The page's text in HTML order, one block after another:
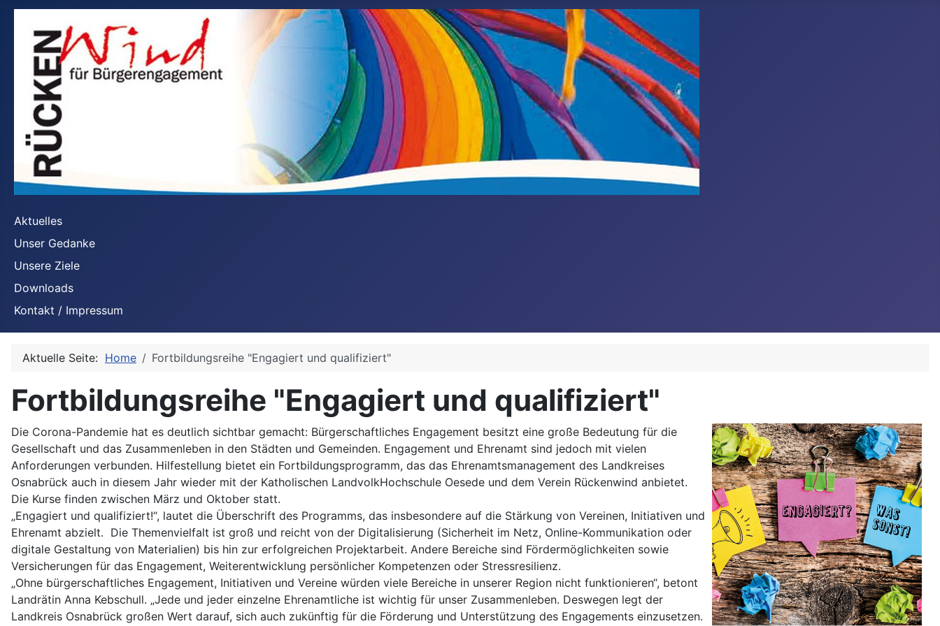
Aktuelles
Unser Gedanke
Unsere Ziele
Downloads
Kontakt / Impressum
Aktuelle Seite: Home Fortbildungsreihe "Engagiert und qualifiziert"
Fortbildungsreihe "Engagiert und qualifiziert"
Die Corona-Pandemie hat es deutlich sichtbar gemacht: Bürgerschaftliches Engagement besitzt eine große Bedeutung für die
Gesellschaft und das Zusammenleben in den Städten und Gemeinden. Engagement und Ehrenamt sind jedoch mit vielen
Anforderungen verbunden. Hilfestellung bietet ein Fortbildungsprogramm, das das Ehrenamtsmanagement des Landkreises
Osnabrück auch in diesem Jahr wieder mit der Katholischen LandvolkHochschule Oesede und dem Verein Rückenwind anbietet.
Die Kurse finden zwischen März und Oktober statt.
„Engagiert und qualifiziert!“, lautet die Überschrift des Programms, das insbesondere auf die Stärkung von Vereinen, Initiativen und
Ehrenamt abzielt. Die Themenvielfalt ist groß und reicht von der Digitalisierung (Sicherheit im Netz, Online-Kommunikation oder
digitale Gestaltung von Materialien) bis hin zur erfolgreichen Projektarbeit. Andere Bereiche sind Fördermöglichkeiten sowie
Versicherungen für das Engagement, Weiterentwicklung persönlicher Kompetenzen oder Stressresilienz.
„Ohne bürgerschaftliches Engagement, Initiativen und Vereine würden viele Bereiche in unserer Region nicht funktionieren“, betont
Landrätin Anna Kebschull. „Jede und jeder einzelne Ehrenamtliche ist wichtig für unser Zusammenleben. Deswegen legt der
Landkreis Osnabrück großen Wert darauf, sich auch zukünftig für die Förderung und Unterstützung des Engagements einzusetzen.